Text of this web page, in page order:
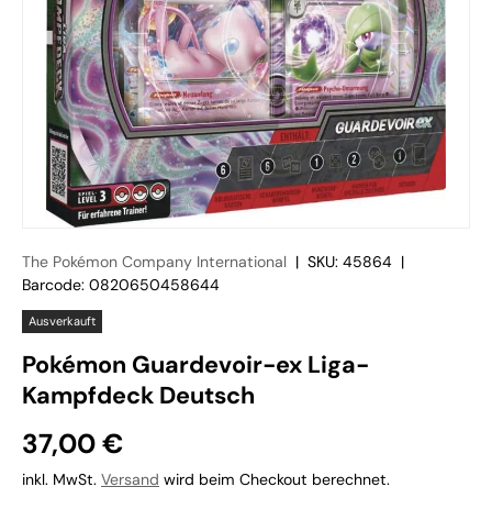
The Pokémon Company International | SKU: 45864 |
Barcode: 0820650458644
Ausverkauft
Pokémon Guardevoir-ex Liga-
Kampfdeck Deutsch
37,00 €
inkl. MwSt. Versand wird beim Checkout berechnet.